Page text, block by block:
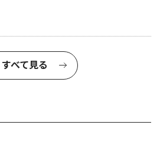
すべて見る